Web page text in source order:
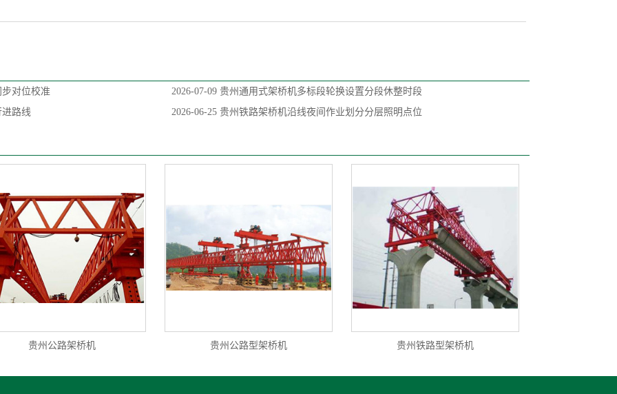
对位校准 2026-07-09 贵州通用式架桥机多标段轮换设置分段休整时段
路线
2026-06-25 贵州铁路架桥机沿线夜间作业划分分层照明点位
贵州公路架桥机 贵州公路型架桥机 贵州铁路型架桥机